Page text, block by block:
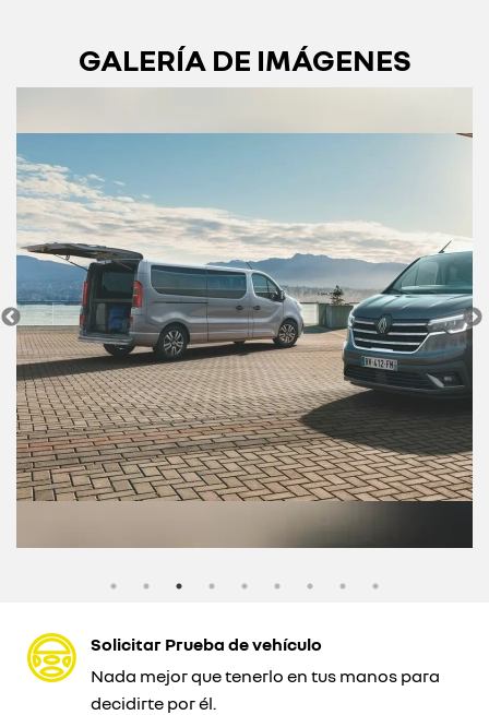
GALERÍA DE IMÁGENES
Solicitar Prueba de vehículo
Nada mejor que tenerlo en tus manos para
decidirte por él.